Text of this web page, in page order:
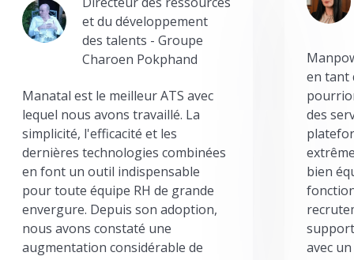
et du développement
des talents - Groupe
Charoen Pokphand
Manatal est le meilleur ATS avec
lequel nous avons travaillé. La
simplicité, l'efficacité et les
dernières technologies combinées
en font un outil indispensable
pour toute équipe RH de grande
envergure. Depuis son adoption,
nous avons constaté une
augmentation considérable de
en tant
des
bien
avec